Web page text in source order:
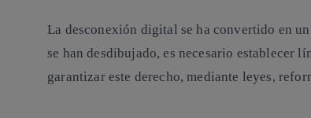
La desconexión digital se ha convertido en
se han desdibujado, es necesario establecer
garantizar este derecho, mediante leyes,